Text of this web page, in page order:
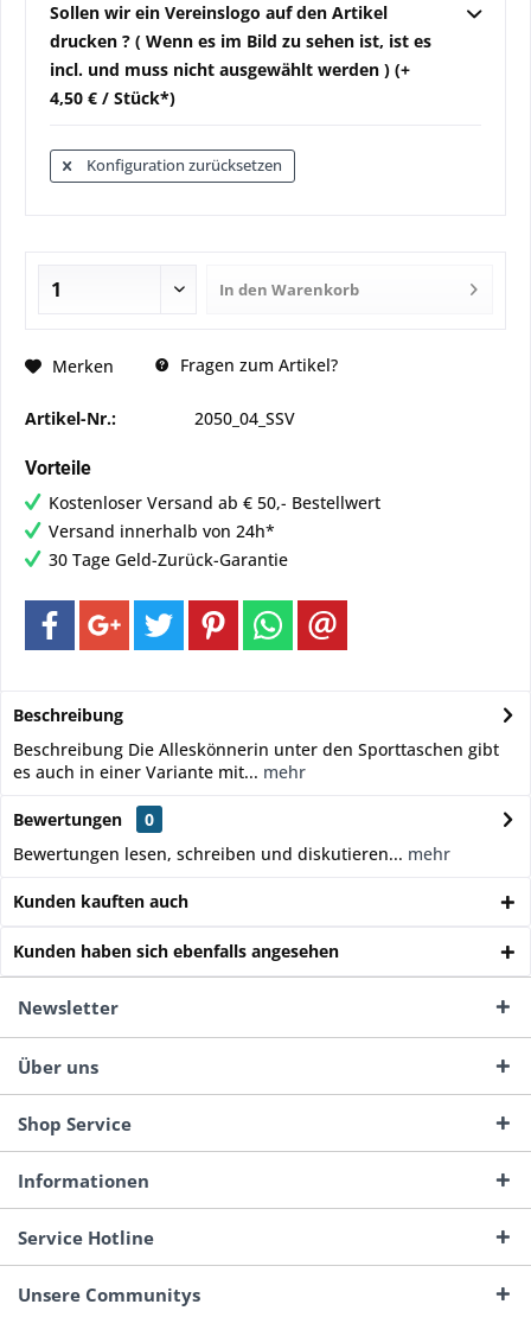
Sollen wir ein Vereinslogo auf den Artikel
drucken ? ( Wenn es im Bild zu sehen ist, ist es
incl. und muss nicht ausgewählt werden ) (+
4,50 € / Stück*)
Konfiguration zurücksetzen
In den Warenkorb
Merken Fragen zum Artikel?
Artikel-Nr.: 2050_04_SSV
Vorteile
Kostenloser Versand ab € 50,- Bestellwert
Versand innerhalb von 24h*
30 Tage Geld-Zurück-Garantie
Beschreibung
Beschreibung Die Alleskönnerin unter den Sporttaschen gibt
es auch in einer Variante mit... mehr
Bewertungen
0
Bewertungen lesen, schreiben und diskutieren... mehr
Kunden kauften auch
Kunden haben sich ebenfalls angesehen
Newsletter
Über uns
Shop Service
Informationen
Service Hotline
Unsere Communitys